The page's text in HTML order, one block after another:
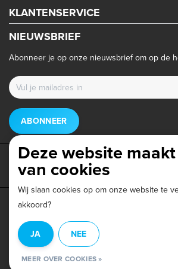
KLANTENSERVICE
NIEUWSBRIEF
Abonneer je op onze nieuwsbrief om op de
ABONNEER
Privacy beleid
© Copyright 2026 - Triathlonwinkel.nl |
Beoordeling opWebwinkel Keur
Deze website
van cookies
Wij slaan cookies op om onze website te
akkoord?
JA NEE
MEER OVER COOKIES »